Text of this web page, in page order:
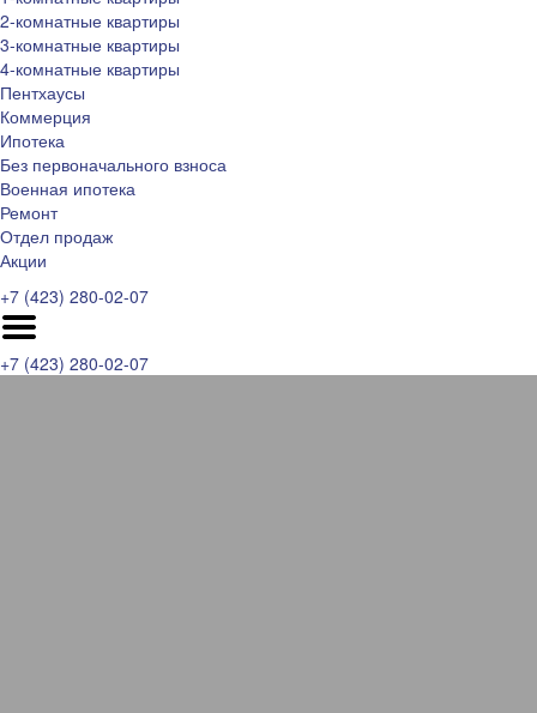
2-комнатные квартиры
3-комнатные квартиры
4-комнатные квартиры
Пентхаусы
Коммерция
Ипотека
Без первоначального взноса
Военная ипотека
Ремонт
Отдел продаж
Акции
+7 (423) 280-02-07
+7 (423) 280-02-07